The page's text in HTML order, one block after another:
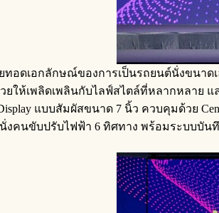
ทอดเอกลักษณ์ของการเป็นรถยนต์นั่งขน
ให้เพลิดเพลินกับไลฟ์สไตล์ที่หลากหลาย แล
แบบสัมผัสขนาด 7 นิ้ว ควบคุมด้วย
งคนขับปรับไฟฟ้า 6 ทิศทาง พร้อมระบบบัน